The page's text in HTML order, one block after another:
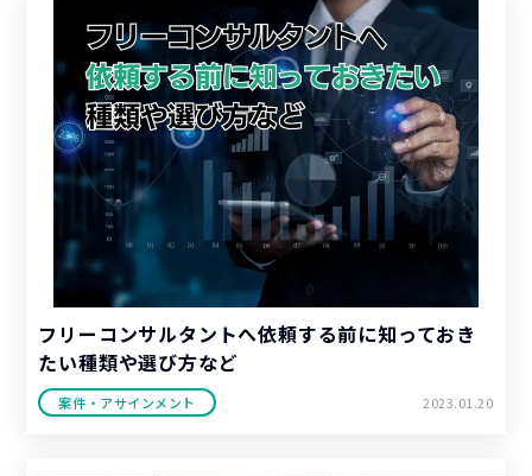
フリーコンサルタントへ依頼する前に知っておき
たい種類や選び方など
案件・アサインメント 2023.01.20